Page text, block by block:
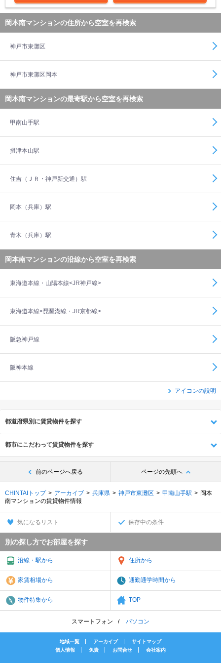
岡本南マンションの住所から空室を再検索
神戸市東灘区
神戸市東灘区岡本
岡本南マンションの最寄駅から空室を再検索
甲南山手駅
摂津本山駅
住吉（ＪＲ・神戸新交通）駅
岡本（兵庫）駅
青木（兵庫）駅
岡本南マンションの沿線から空室を再検索
東海道本線・山陽本線<JR神戸線>
東海道本線<琵琶湖線・JR京都線>
阪急神戸線
阪神本線
アイコンの説明
都道府県別に賃貸物件を探す
都市にこだわって賃貸物件を探す
前のページへ戻る ページの先頭へ
CHINTAIトップ アーカイブ 兵庫県 神戸市東灘区 甲南山手駅
岡本
南マンションの賃貸物件情報
気になるリスト 保存中の条件
別の探し方でお部屋を探す
沿線・駅から 住所から
家賃相場から 通勤通学時間から
物件特集から TOP
スマートフォン パソコン
地域一覧 アーカイブ
サイトマップ
個人情報
免責 お問合せ 会社案内